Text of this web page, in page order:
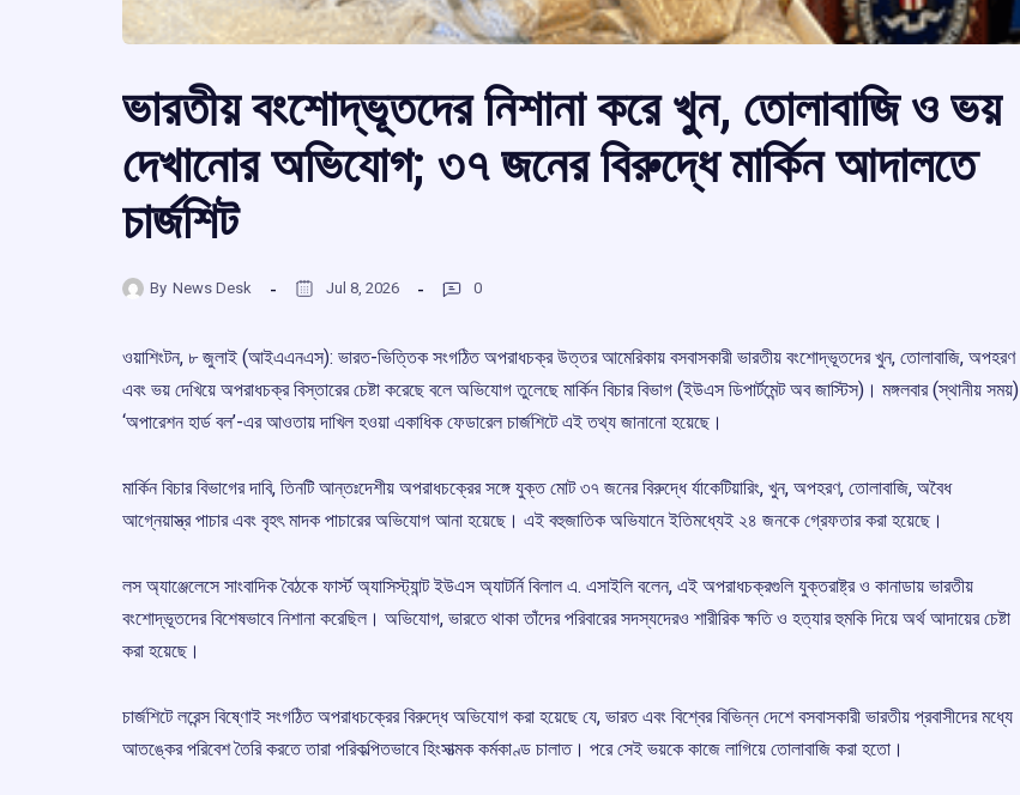
ভারতীয় বংশোদ্ভূতদের নিশানা করে খুন, তোলাবাজি ও ভয়
দেখানোর অভিযোগ; ৩৭ জনের বিরুদ্ধে মার্কিন আদালতে
চার্জশিট
By News Desk Jul 8, 2026 0
ওয়াশিংটন, ৮ জুলাই (আইএএনএস): ভারত-ভিত্তিক সংগঠিত অপরাধচক্র উত্তর আমেরিকায় বসবাসকারী ভারতীয় বংশোদ্ভূতদের খুন, তোলাবাজি, অপহরণ
এবং ভয় দেখিয়ে অপরাধচক্র বিস্তারের চেষ্টা করেছে বলে অভিযোগ তুলেছে মার্কিন বিচার বিভাগ (ইউএস ডিপার্টমেন্ট অব জাস্টিস)। মঙ্গলবার (স্থানীয় সময়)
‘অপারেশন হার্ড বল’-এর আওতায় দাখিল হওয়া একাধিক ফেডারেল চার্জশিটে এই তথ্য জানানো হয়েছে।
মার্কিন বিচার বিভাগের দাবি, তিনটি আন্তঃদেশীয় অপরাধচক্রের সঙ্গে যুক্ত মোট ৩৭ জনের বিরুদ্ধে র্যাকেটিয়ারিং, খুন, অপহরণ, তোলাবাজি, অবৈধ
আগ্নেয়াস্ত্র পাচার এবং বৃহৎ মাদক পাচারের অভিযোগ আনা হয়েছে। এই বহুজাতিক অভিযানে ইতিমধ্যেই ২৪ জনকে গ্রেফতার করা হয়েছে।
লস অ্যাঞ্জেলেসে সাংবাদিক বৈঠকে ফার্স্ট অ্যাসিস্ট্যান্ট ইউএস অ্যাটর্নি বিলাল এ. এসাইলি বলেন, এই অপরাধচক্রগুলি যুক্তরাষ্ট্র ও কানাডায় ভারতীয়
বংশোদ্ভূতদের বিশেষভাবে নিশানা করেছিল। অভিযোগ, ভারতে থাকা তাঁদের পরিবারের সদস্যদেরও শারীরিক ক্ষতি ও হত্যার হুমকি দিয়ে অর্থ আদায়ের চেষ্টা
করা হয়েছে।
চার্জশিটে লরেন্স বিষ্ণোই সংগঠিত অপরাধচক্রের বিরুদ্ধে অভিযোগ করা হয়েছে যে, ভারত এবং বিশ্বের বিভিন্ন দেশে বসবাসকারী ভারতীয় প্রবাসীদের মধ্যে
আতঙ্কের পরিবেশ তৈরি করতে তারা পরিকল্পিতভাবে হিংসাত্মক কর্মকাণ্ড চালাত। পরে সেই ভয়কে কাজে লাগিয়ে তোলাবাজি করা হতো।